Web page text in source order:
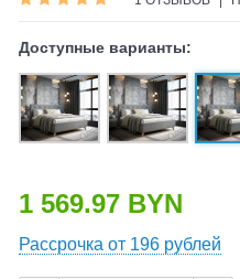
Доступные варианты:
1 569.97 BYN
Рассрочка от 196 рублей